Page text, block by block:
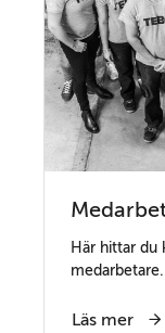
Här hittar du
medarbetare.
Läs mer